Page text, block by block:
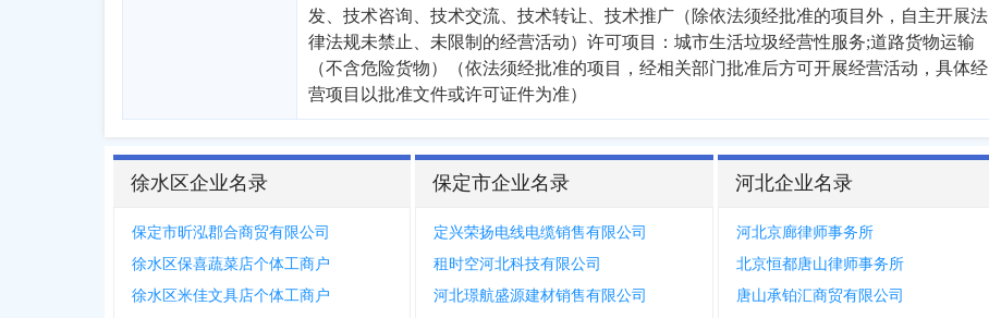
发、技术咨询、技术交流、技术转让、技术推广（除依法须经批准的项目外，自主开展法
律法规未禁止、未限制的经营活动）许可项目：城市生活垃圾经营性服务;道路货物运输
（不含危险货物）（依法须经批准的项目，经相关部门批准后方可开展经营活动，具体经
营项目以批准文件或许可证件为准）
徐水区企业名录
保定市昕泓郡合商贸有限公司
徐水区保喜蔬菜店个体工商户
徐水区米佳文具店个体工商户
保定市企业名录
定兴荣扬电线电缆销售有限公司
租时空河北科技有限公司
河北璟航盛源建材销售有限公司
河北企业名录
河北京廊律师事务所
北京恒都唐山律师事务所
唐山承铂汇商贸有限公司